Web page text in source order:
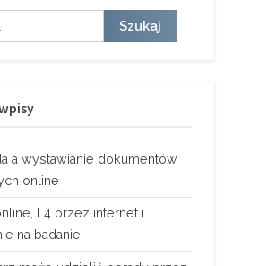
a wystawianie dokumentów
online
L4 przez internet i
na badanie